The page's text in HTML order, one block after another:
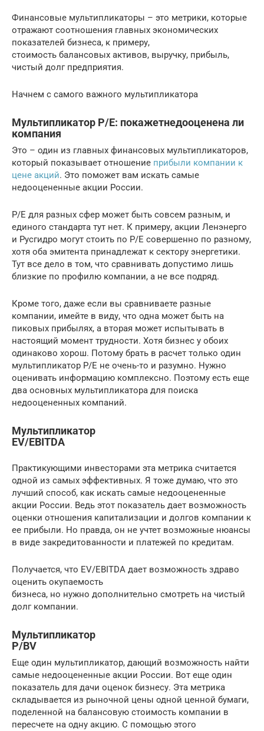
Финансовые мультипликаторы – это метрики, которые
отражают соотношения главных экономических
показателей бизнеса, к примеру,
стоимость балансовых активов, выручку, прибыль,
чистый долг предприятия.
Начнем с самого важного мультипликатора
Мультипликатор P/E: покажетнедооценена ли
компания
Это – один из главных финансовых мультипликаторов,
который показывает отношение прибыли компании к
цене акций. Это поможет вам искать самые
недооцененные акции России.
P/E для разных сфер может быть совсем разным, и
единого стандарта тут нет. К примеру, акции Ленэнерго
и Русгидро могут стоить по P/E совершенно по разному,
хотя оба эмитента принадлежат к сектору энергетики.
Тут все дело в том, что сравнивать допустимо лишь
близкие по профилю компании, а не все подряд.
Кроме того, даже если вы сравниваете разные
компании, имейте в виду, что одна может быть на
пиковых прибылях, а вторая может испытывать в
настоящий момент трудности. Хотя бизнес у обоих
одинаково хорош. Потому брать в расчет только один
мультипликатор P/E не очень-то и разумно. Нужно
оценивать информацию комплексно. Поэтому есть еще
два основных мультипликатора для поиска
недооцененных компаний.
Мультипликатор
EV/EBITDA
Практикующими инвесторами эта метрика считается
одной из самых эффективных. Я тоже думаю, что это
лучший способ, как искать самые недооцененные
акции России. Ведь этот показатель дает возможность
оценки отношения капитализации и долгов компании к
ее прибыли. Но правда, он не учтет возможные нюансы
в виде закредитованности и платежей по кредитам.
Получается, что EV/EBITDA дает возможность здраво
оценить окупаемость
бизнеса, но нужно дополнительно смотреть на чистый
долг компании.
Мультипликатор
P/BV
Еще один мультипликатор, дающий возможность найти
самые недооцененные акции России. Вот еще один
показатель для дачи оценок бизнесу. Эта метрика
складывается из рыночной цены одной ценной бумаги,
поделенной на балансовую стоимость компании в
пересчете на одну акцию. С помощью этого